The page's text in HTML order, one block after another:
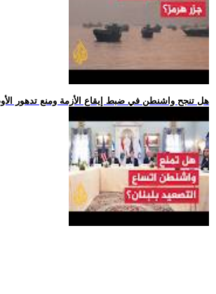
.. هل تنجح واشنطن في ضبط إيقاع الأزمة ومنع تدهور